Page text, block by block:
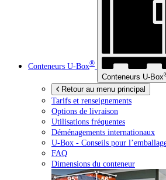
Conteneurs U-Box®
Conteneurs U-Box
Retour au menu principal
Tarifs et renseignements
Options de livraison
Utilisations fréquentes
Déménagements internationaux
U-Box - Conseils pour
FAQ
Dimensions du conteneur